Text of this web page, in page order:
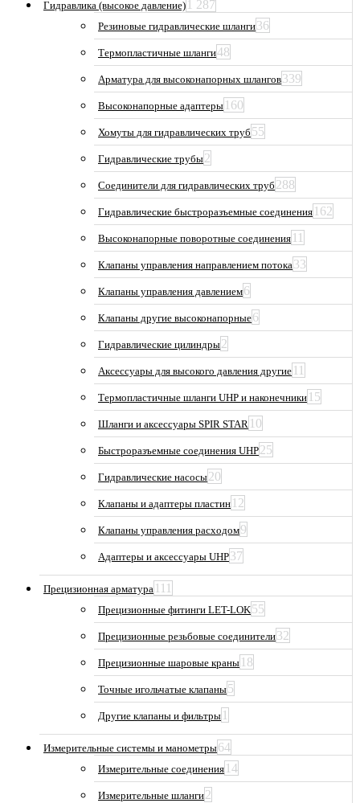
Гидравлика (высокое давление) 1 287
Резиновые гидравлические шланги36
Термопластичные шланги48
Арматура для высоконапорных шлангов339
Высоконапорные адаптеры 160
Хомуты для гидравлических труб 55
Гидравлические трубы2
Соединители для гидравлических труб 288
Гидравлические быстроразъемные соединения 162
Высоконапорные поворотные соединения 11
Клапаны управления направлением потока33
Клапаны управления давлением6
Клапаны другие высоконапорные6
Гидравлические цилиндры2
Аксессуары для высокого давления другие 11
Термопластичные шланги UHP и наконечники 15
Шланги и аксессуары SPIR STAR 10
Быстроразъемные соединения UHP25
Гидравлические насосы20
Клапаны и адаптеры пластин 12
Клапаны управления расходом9
Адаптеры и аксессуары UHP37
Прецизионная арматура 111
Прецизионные фитинги LET-LOK55
Прецизионные резьбовые соединители32
Прецизионные шаровые краны 18
Точные игольчатые клапаны5
Другие клапаны и фильтры 1
Измерительные системы и манометры64
Измерительные соединения 14
Измерительные шланги2